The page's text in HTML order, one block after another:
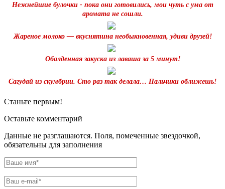
Нежнейшие булочки - пока они готовились, мои чуть с ума от
аромата не сошли.
Жареное молоко — вкуснятина необыкновенная, удиви друзей!
Обалденная закуска из лаваша за 5 минут!
Сагудай из скумбрии. Сто раз так делала… Пальчики оближешь!
Станьте первым!
Оставьте комментарий
Данные не разглашаются. Поля, помеченные звездочкой,
обязательны для заполнения